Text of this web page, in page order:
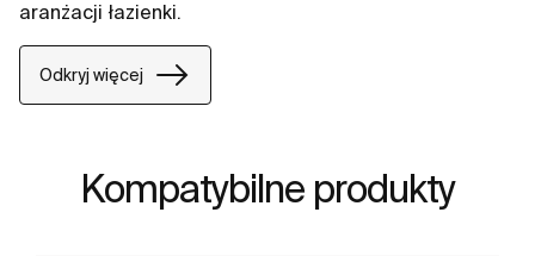
aranżacji łazienki.
Odkryj więcej
Kompatybilne produkty